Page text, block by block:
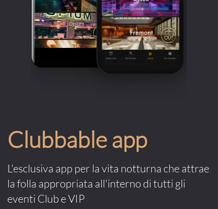
Clubbable app
L'esclusiva app per la vita notturna che attrae
la folla appropriata all'interno di tutti gli
eventi Club e VIP